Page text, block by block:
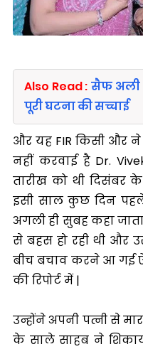
Also Read : सैफ अली
पूरी घटना की सच्चाई
और यह FIR किसी और
नहीं करवाई है Dr.
तारीख को थी दिसंबर
इसी साल कुछ दिन
अगली ही सुबह कहा
से बहस हो रही थी और
बीच बचाव करने आ गई
की रिपोर्ट में |
उन्होंने अपनी पत्नी से
के साले साहब ने